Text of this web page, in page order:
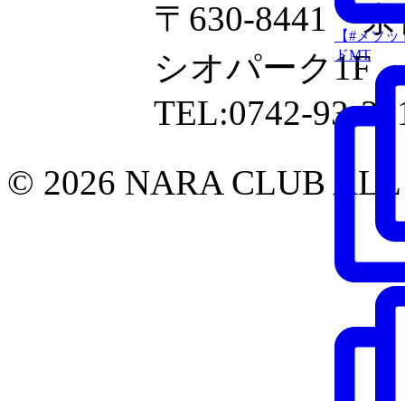
【#メソ
ドMT
〒630-8441
シオパーク1F
TEL:0742-93-
© 2026 NARA CLUB ALL